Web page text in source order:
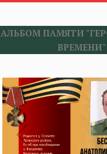
АЛЬБОМ ПАМЯТИ
ВРЕМЕНИ"